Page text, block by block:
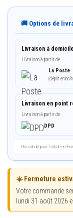
🚚 Options de
Livraison à domicile
Livraison à partir de
La Poste
(dépôt en
Livraison en point
Livraison à partir de
DPD
Prix calculé pour 1 article en
☀️ Fermeture
Votre commande
lundi 31 août 2026